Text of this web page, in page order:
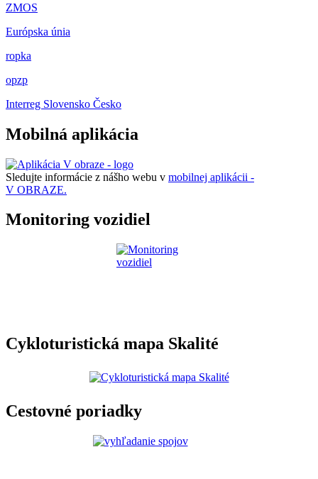
ZMOS
Európska únia
ropka
opzp
Interreg Slovensko Česko
Mobilná aplikácia
Sledujte informácie z nášho webu v mobilnej aplikácii -
V OBRAZE.
Monitoring vozidiel
Cykloturistická mapa Skalité
Cestovné poriadky